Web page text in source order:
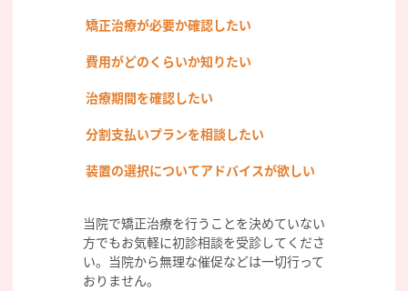
矯正治療が必要か確認したい
費用がどのくらいか知りたい
治療期間を確認したい
分割支払いプランを相談したい
装置の選択についてアドバイスが欲しい
当院で矯正治療を行うことを決めていない
方でもお気軽に初診相談を受診してくださ
い。当院から無理な催促などは一切行って
おりません。